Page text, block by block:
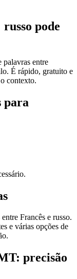
pode
entre
É rápido, gratuito e
contexto.
para
Francês e russo.
e várias opções de
precisão